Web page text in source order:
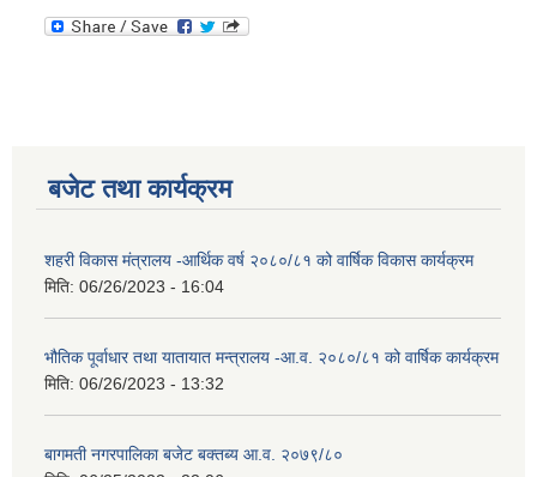
बजेट तथा कार्यक्रम
शहरी विकास मंत्रालय -आर्थिक वर्ष २०८०/८१ को वार्षिक विकास कार्यक्रम
मिति: 06/26/2023 - 16:04
भौतिक पूर्वाधार तथा यातायात मन्त्रालय -आ.व. २०८०/८१ को वार्षिक कार्यक्रम
मिति: 06/26/2023 - 13:32
बागमती नगरपालिका बजेट बक्तब्य आ.व. २०७९/८०